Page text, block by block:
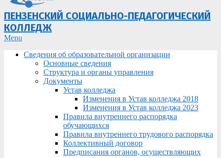
ПЕНЗЕНСКИЙ СОЦИАЛЬНО-ПЕДАГОГИЧЕСКИЙ
КОЛЛЕДЖ
Primary
Menu
Menu
Сведения об образовательной организации
Основные сведения
Структура и органы управления
Документы
Устав колледжа
Изменения в Устав колледжа 2018
Изменения в Устав колледжа 2023
Правила внутреннего распорядка
обучающихся
Правила внутреннего трудового распорядка
Коллективный договор
Предписания органов, осуществляющих